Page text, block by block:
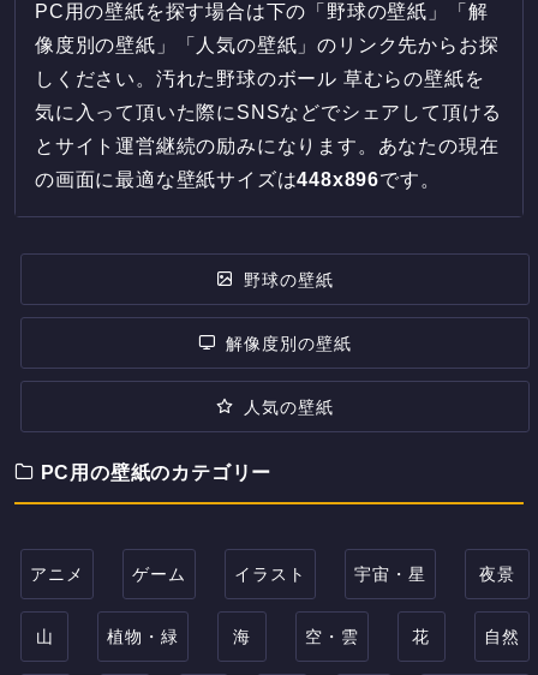
PC用の壁紙を探す場合は下の「野球の壁紙」「解
像度別の壁紙」「人気の壁紙」のリンク先からお探
しください。汚れた野球のボール 草むらの壁紙を
気に入って頂いた際にSNSなどでシェアして頂ける
とサイト運営継続の励みになります。あなたの現在
の画面に最適な壁紙サイズは448x896です。
野球の壁紙
解像度別の壁紙
人気の壁紙
PC用の壁紙のカテゴリー
アニメ ゲーム イラスト 宇宙・星 夜景
山 植物・緑 海 空・雲 花 自然